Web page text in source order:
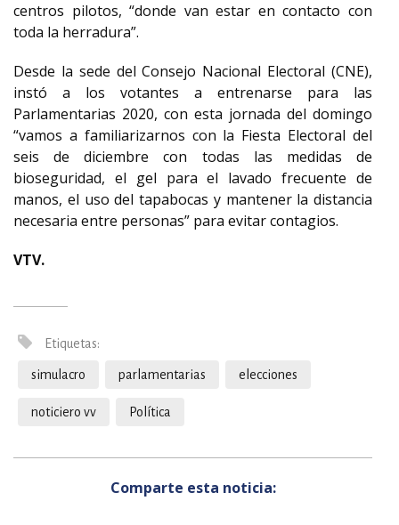
centros pilotos, “donde van estar en contacto con
toda la herradura”.
Desde la sede del Consejo Nacional Electoral (CNE),
instó a los votantes a entrenarse para las
Parlamentarias 2020, con esta jornada del domingo
“vamos a familiarizarnos con la Fiesta Electoral del
seis de diciembre con todas las medidas de
bioseguridad, el gel para el lavado frecuente de
manos, el uso del tapabocas y mantener la distancia
necesaria entre personas” para evitar contagios.
VTV.
Etiquetas:
simulacro parlamentarias elecciones
noticiero vv Política
Comparte esta noticia: